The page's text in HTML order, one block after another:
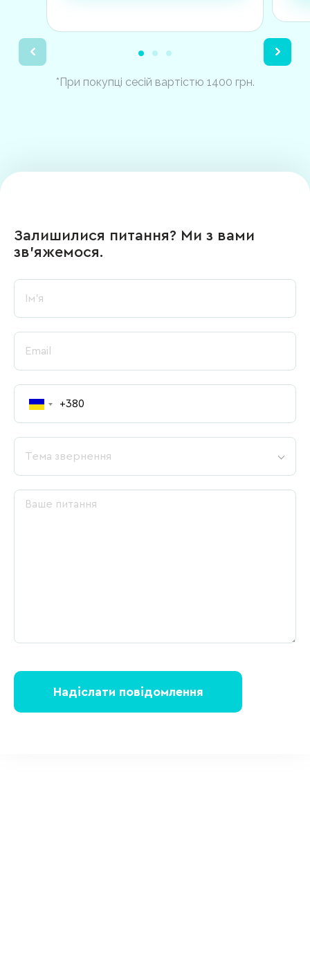
*При покупці сесій вартістю 1400 грн.
Залишилися питання? Ми з вами
зв’яжемося.
Тема звернення
Надіслати повідомлення